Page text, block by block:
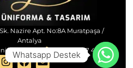
Nazire Apt. No:8A Muratpaşa /
Antalya
+90 242 247 43 10
Whatsapp Destek